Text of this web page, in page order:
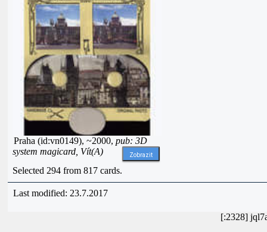
Praha (id:vn0149), ~2000, pub: 3D
system magicard, Vít(A)
Zobrazit
Selected 294 from 817 cards.
Last modified: 23.7.2017
[:2328]